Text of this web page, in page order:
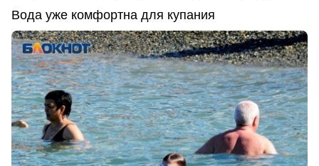
Вода уже комфортна для купания